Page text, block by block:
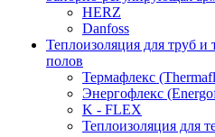
HERZ
Danfoss
Теплоизоляция для труб и
полов
Термафлекс
Энергофлекс
K - FLEX
Теплоизоляция для